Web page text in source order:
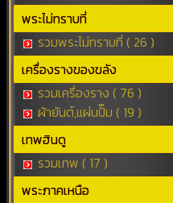
พระไม่ทราบที่
รวมพระไม่ทราบที่ ( 26 )
เครื่องรางของขลัง
รวมเครื่องราง ( 76 )
ผ้ายันต์,แผ่นปั๊ม ( 19 )
เทพฮินดู
รวมเทพ ( 17 )
พระภาคเหนือ